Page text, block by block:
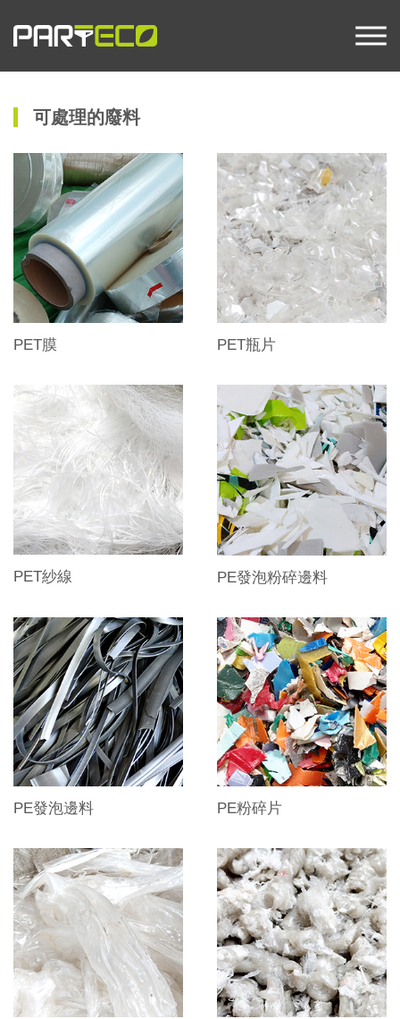
可處理的廢料
PET膜 PET瓶片
PET紗線 PE發泡粉碎邊料
PE發泡邊料 PE粉碎片